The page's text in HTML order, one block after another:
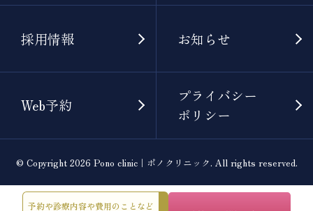
予約や診療内容や費用のことなど
採用情報 お知らせ
Web予約
プライバシー
ポリシー
© Copyright 2026 Pono clinic｜ポノクリニック. All rights reserved.